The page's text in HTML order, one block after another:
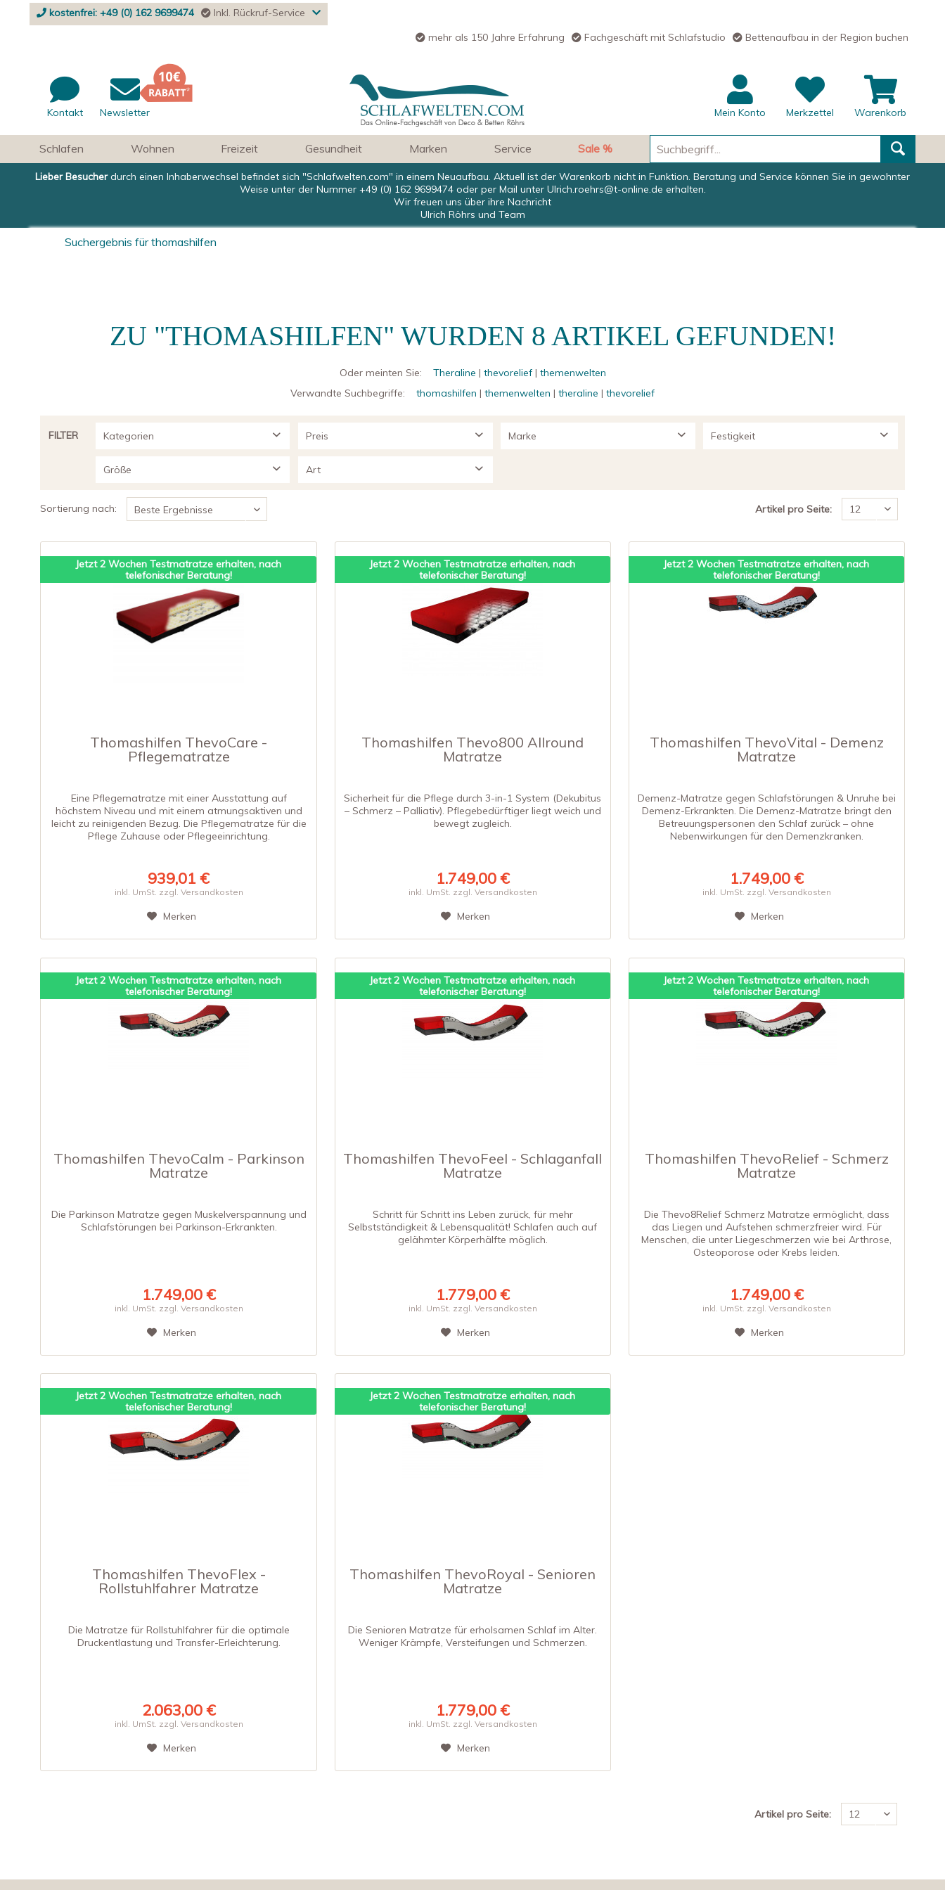
kostenfrei: +49 (0) 162 9699474
Inkl. Rückruf-Service
mehr als 150 Jahre Erfahrung
Fachgeschäft mit Schlafstudio Bettenaufbau in der Region buchen
Kontakt Newsletter Warenkorb
Merkzettel
Mein Konto
Schlafen Wohnen Freizeit Gesundheit Marken Service Sale % Suchen
Lieber Besucherdurch einen Inhaberwechsel befindet sich "Schlafwelten.com" in einem Neuaufbau. Aktuell ist der Warenkorb nicht in Funktion. Beratung und Service können Sie in gewohnter
Weise unter der Nummer +49 (0) 162 9699474 oder per Mail unter Ulrich.roehrs@t-online.de erhalten.
Wir freuen uns über ihre Nachricht
Ulrich Röhrs und Team
Suchergebnis für thomashilfen
ZU "THOMASHILFEN" WURDEN 8 ARTIKEL GEFUNDEN!
Oder meinten Sie: Theraline | thevorelief| themenwelten
Verwandte Suchbegriffe:
thomashilfen | themenwelten | theraline | thevorelief
FILTER Kategorien
Schlafen
Gesundheit
Marken
Thomashilfen
Preis Marke Festigkeit
weich
Größe
90x200 cm
100x200 cm
Art
Sortierung nach: Artikel pro Seite:
Jetzt 2 Wochen Testmatratze erhalten, nach
telefonischer Beratung!
Thomashilfen ThevoCare -
Pflegematratze
Eine Pflegematratze mit einer Ausstattung auf
höchstem Niveau und mit einem atmungsaktiven und
leicht zu reinigenden Bezug. Die Pflegematratze für die
Pflege Zuhause oder Pflegeeinrichtung.
939,01 €
inkl. UmSt. zzgl. Versandkosten
Merken
Jetzt 2 Wochen Testmatratze erhalten, nach
telefonischer Beratung!
Thomashilfen Thevo800 Allround
Matratze
Sicherheit für die Pflege durch 3-in-1 System (Dekubitus
– Schmerz – Palliativ). Pflegebedürftiger liegt weich und
bewegt zugleich.
1.749,00 €
inkl. UmSt. zzgl. Versandkosten
Merken
Jetzt 2 Wochen Testmatratze erhalten, nach
telefonischer Beratung!
Thomashilfen ThevoVital - Demenz
Matratze
Demenz-Matratze gegen Schlafstörungen & Unruhe bei
Demenz-Erkrankten. Die Demenz-Matratze bringt den
Betreuungspersonen den Schlaf zurück – ohne
Nebenwirkungen für den Demenzkranken.
1.749,00 €
inkl. UmSt. zzgl. Versandkosten
Merken
Jetzt 2 Wochen Testmatratze erhalten, nach
telefonischer Beratung!
Thomashilfen ThevoCalm - Parkinson
Matratze
Die Parkinson Matratze gegen Muskelverspannung und
Schlafstörungen bei Parkinson-Erkrankten.
1.749,00 €
inkl. UmSt. zzgl. Versandkosten
Merken
Jetzt 2 Wochen Testmatratze erhalten, nach
telefonischer Beratung!
Thomashilfen ThevoFeel - Schlaganfall
Matratze
Schritt für Schritt ins Leben zurück, für mehr
Selbstständigkeit & Lebensqualität! Schlafen auch auf
gelähmter Körperhälfte möglich.
1.779,00 €
inkl. UmSt. zzgl. Versandkosten
Merken
Jetzt 2 Wochen Testmatratze erhalten, nach
telefonischer Beratung!
Thomashilfen ThevoRelief - Schmerz
Matratze
Die Thevo8Relief Schmerz Matratze ermöglicht, dass
das Liegen und Aufstehen schmerzfreier wird. Für
Menschen, die unter Liegeschmerzen wie bei Arthrose,
Osteoporose oder Krebs leiden.
1.749,00 €
inkl. UmSt. zzgl. Versandkosten
Merken
Jetzt 2 Wochen Testmatratze erhalten, nach
telefonischer Beratung!
Thomashilfen ThevoFlex -
Rollstuhlfahrer Matratze
Die Matratze für Rollstuhlfahrer für die optimale
Druckentlastung und Transfer-Erleichterung.
2.063,00 €
inkl. UmSt. zzgl. Versandkosten
Merken
Jetzt 2 Wochen Testmatratze erhalten, nach
telefonischer Beratung!
Thomashilfen ThevoRoyal - Senioren
Matratze
Die Senioren Matratze für erholsamen Schlaf im Alter.
Weniger Krämpfe, Versteifungen und Schmerzen.
1.779,00 €
inkl. UmSt. zzgl. Versandkosten
Merken
Artikel pro Seite: